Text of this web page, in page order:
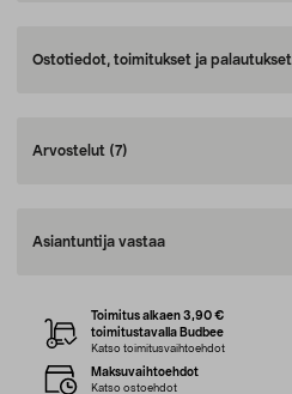
Ostotiedot, toimitukset ja palautukset
Arvostelut (7)
Asiantuntija vastaa
Toimitus alkaen 3,90 €
toimitustavalla Budbee
Katso toimitusvaihtoehdot
Maksuvaihtoehdot
Katso ostoehdot